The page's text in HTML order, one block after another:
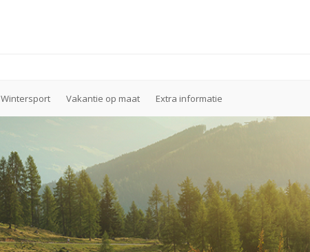
Wintersport Vakantie op maat Extra informatie